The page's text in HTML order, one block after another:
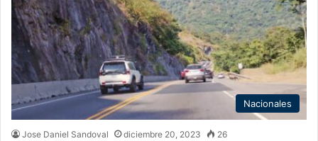
Nacionales
Jose Daniel Sandoval diciembre 20, 2023 26